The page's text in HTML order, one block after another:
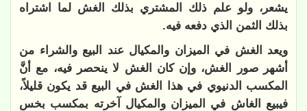
يشعر، ولو علم ذلك المشتري بذلك الغش لما اشتراه
بذلك الثمن الذي دفعه فيه.
ويعد الغش في الميزان والمكيال عند البيع والشراء من
أشهر صور الغش، وإن كان الغش لا ينحصر فيه، مع أنَّ
المكسب الدنيوي في هذا الغش في البيع قد يكون قليلاً،
فيبيع الغاش في الميزان والمكيال آخرته بمكسب بخس